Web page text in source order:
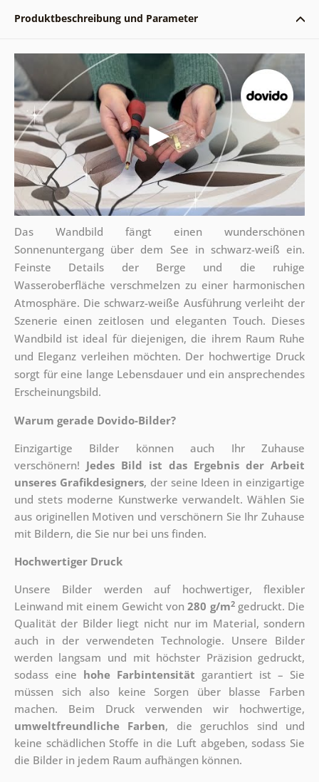
Produktbeschreibung und Parameter
Das Wandbild fängt einen wunderschönen
Sonnenuntergang über dem See in schwarz-weiß ein.
Feinste Details der Berge und die ruhige
Wasseroberfläche verschmelzen zu einer harmonischen
Atmosphäre. Die schwarz-weiße Ausführung verleiht der
Szenerie einen zeitlosen und eleganten Touch. Dieses
Wandbild ist ideal für diejenigen, die ihrem Raum Ruhe
und Eleganz verleihen möchten. Der hochwertige Druck
sorgt für eine lange Lebensdauer und ein ansprechendes
Erscheinungsbild.
Warum gerade Dovido-Bilder?
Einzigartige Bilder können auch Ihr Zuhause
verschönern! Jedes Bild ist das Ergebnis der Arbeit
unseres Grafikdesigners, der seine Ideen in einzigartige
und stets moderne Kunstwerke verwandelt. Wählen Sie
aus originellen Motiven und verschönern Sie Ihr Zuhause
mit Bildern, die Sie nur bei uns finden.
Hochwertiger Druck
Unsere Bilder werden auf hochwertiger, flexibler
Leinwand mit einem Gewicht von280 g/m2gedruckt. Die
Qualität der Bilder liegt nicht nur im Material, sondern
auch in der verwendeten Technologie. Unsere Bilder
werden langsam und mit höchster Präzision gedruckt,
sodass eine hohe Farbintensität garantiert ist – Sie
müssen sich also keine Sorgen über blasse Farben
machen. Beim Druck verwenden wir hochwertige,
umweltfreundliche Farben, die geruchlos sind und
keine schädlichen Stoffe in die Luft abgeben, sodass Sie
die Bilder in jedem Raum aufhängen können.